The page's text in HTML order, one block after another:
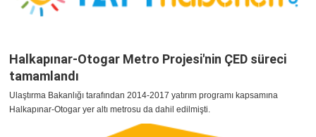
Halkapınar-Otogar Metro Projesi'nin ÇED süreci
tamamlandı
Ulaştırma Bakanlığı tarafından 2014-2017 yatırım programı kapsamına
Halkapınar-Otogar yer altı metrosu da dahil edilmişti.